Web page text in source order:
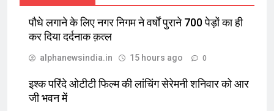
पौधे लगाने के लिए नगर निगम ने वर्षों पुराने 700 पेड़ों का ही
कर दिया दर्दनाक क़त्ल
alphanewsindia.in 15 hours ago 0
इश्क परिंदे ओटीटी फिल्म की लांचिंग सेरेमनी शनिवार को आर
जी भवन में